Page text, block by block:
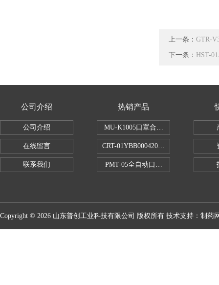
上一条： GTR-
下一条： HST-
公司介绍
公司介绍
在线留言
联系我们
热销产品
MU-K1005口罩合成血液穿透试验仪
CRT-01YBB00042005数显式安瓿瓶圆
PMT-05全自动口红折断力测试仪
Copyright © 2026 山东普创工业科技有限公司 版权所有 技术支持： 制药